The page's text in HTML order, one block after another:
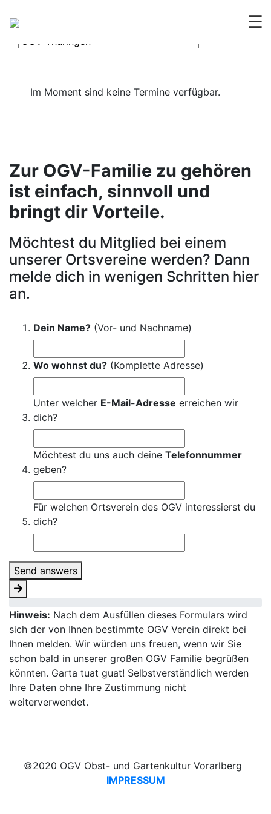
☰
OGV
Im Moment sind keine Termine verfügbar.
Zur OGV-Familie zu gehören
ist einfach, sinnvoll und
bringt dir Vorteile.
Möchtest du Mitglied bei einem
unserer Ortsvereine werden? Dann
melde dich in wenigen Schritten hier
an.
Dein Name? (Vor- und Nachname)
Wo wohnst du? (Komplette Adresse)
Unter welcher E-Mail-Adresse erreichen wir
dich?
Möchtest du uns auch deine Telefonnummer
geben?
Für welchen Ortsverein des OGV interessierst du
dich?
Send answers
Hinweis: Nach dem Ausfüllen dieses Formulars wird
sich der von Ihnen bestimmte OGV Verein direkt bei
Ihnen melden. Wir würden uns freuen, wenn wir Sie
schon bald in unserer großen OGV Familie begrüßen
könnten. Garta tuat guat! Selbstverständlich werden
Ihre Daten ohne Ihre Zustimmung nicht
weiterverwendet.
©2020 OGV Obst- und Gartenkultur Vorarlberg
IMPRESSUM